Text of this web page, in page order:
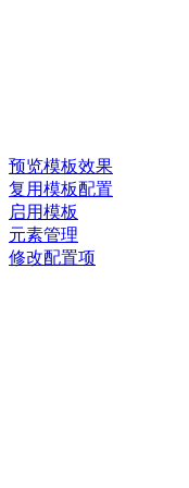
预览模板效果
复用模板配置
启用模板
元素管理
修改配置项